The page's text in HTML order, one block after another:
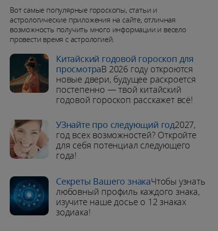
Вот самые популярные гороскопы, статьи и
астрологические приложения на сайте, отличная
возможность получить много информации и весело
провести время с астрологией.
Китайский годовой гороскоп для
просмотраВ 2026 году откроются
новые двери, будущее раскроется
постепенно — твой китайский
годовой гороскоп расскажет всё!
УЗнайте про следующий год2027,
год всех возможностей? Откройте
для себя потенциал следующего
года!
Секреты Вашего знакаЧтобы узнать
любовный профиль каждого знака,
изучите наше досье о 12 знаках
зодиака!